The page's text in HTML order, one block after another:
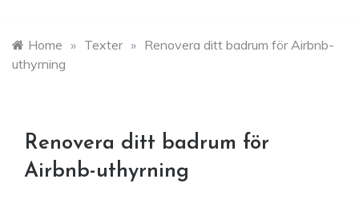
Home » Texter » Renovera ditt badrum för Airbnb-
uthyrning
Renovera ditt badrum för
Airbnb-uthyrning